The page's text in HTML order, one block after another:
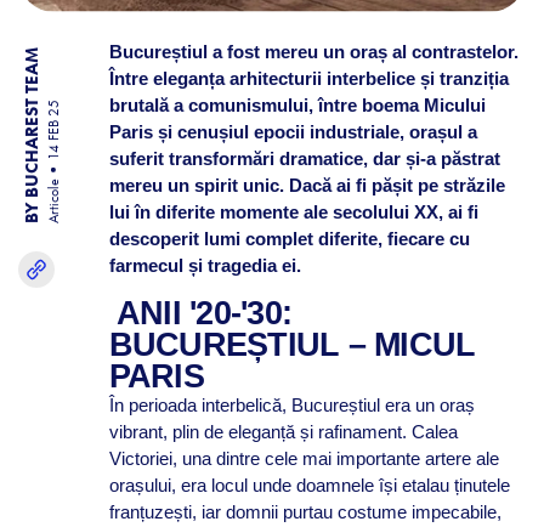
BY BUCHAREST TEAM Articole
14 FEB 25
Bucureștiul a fost mereu un oraș al contrastelor.
Între eleganța arhitecturii interbelice și tranziția
brutală a comunismului, între boema Micului
Paris și cenușiul epocii industriale, orașul a
suferit transformări dramatice, dar și-a păstrat
mereu un spirit unic. Dacă ai fi pășit pe străzile
lui în diferite momente ale secolului XX, ai fi
descoperit lumi complet diferite, fiecare cu
farmecul și tragedia ei.
ANII '20-'30:
BUCUREȘTIUL – MICUL
PARIS
În perioada interbelică, Bucureștiul era un oraș
vibrant, plin de eleganță și rafinament. Calea
Victoriei, una dintre cele mai importante artere ale
orașului, era locul unde doamnele își etalau ținutele
franțuzești, iar domnii purtau costume impecabile,